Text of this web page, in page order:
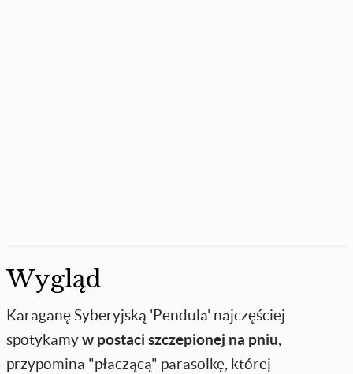
Wygląd
Karaganę Syberyjską 'Pendula' najczęściej
spotykamyw postaci szczepionej na pniu,
przypomina "płaczącą" parasolkę, której